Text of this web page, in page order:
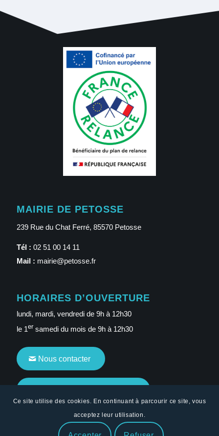
MAIRIE DE PETOSSE
239 Rue du Chat Ferré, 85570 Petosse
Tél : 02 51 00 14 11
Mail : mairie@petosse.fr
HORAIRES D’OUVERTURE
lundi, mardi, vendredi de 9h à 12h30
le 1er samedi du mois de 9h à 12h30
Nous contacter
© Copyright - Commune de Petosse | Site créé parSitadi
Ce site utilise des cookies. En continuant à parcourir ce site, vous
acceptez leur utilisation.